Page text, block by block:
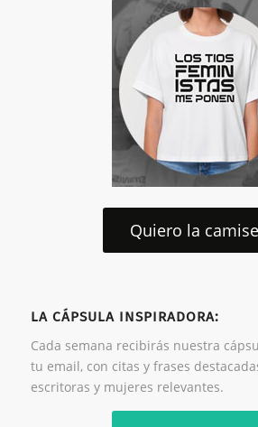
Quiero la
LA CÁPSULA INSPIRADORA:
Cada semana recibirás nuestra
tu email, con citas y frases
escritoras y mujeres relevantes.